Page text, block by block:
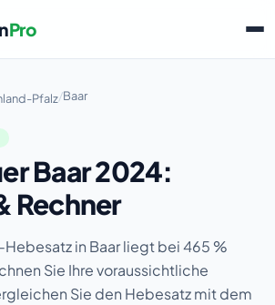
Pro
Pfalz/Baar
Baar 2024:
Rechner
in Baar liegt bei 465 %
Sie Ihre voraussichtliche
Sie den Hebesatz mit dem